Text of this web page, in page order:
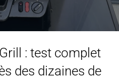
: test complet
des dizaines de